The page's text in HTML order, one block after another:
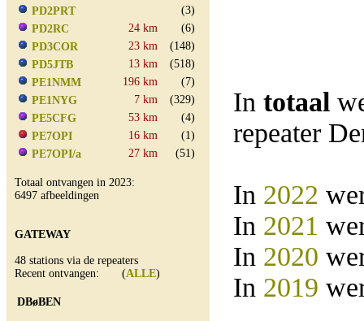
PD2PRT
(3)
PD2RC
24 km
(6)
PD3COR
23 km
(148)
PD5JTB
13 km
(518)
PE1NMM
196 km
(7)
PE1NYG
7 km
(329)
PE5CFG
53 km
(4)
PE7OPI
16 km
(1)
PE7OPI/a
27 km (51)
Totaal ontvangen in 2023:
6497 afbeeldingen
GATEWAY
48 stations via de repeaters
Recent ontvangen: (ALLE)
DBøBEN
In totaal
repeater
In 2022
In 2021
In 2020
In 2019